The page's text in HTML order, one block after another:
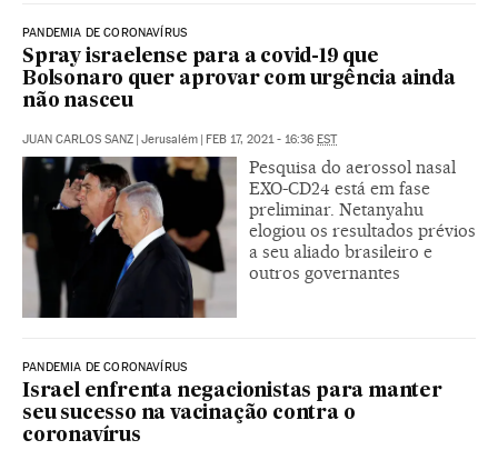
PANDEMIA DE CORONAVÍRUS
Spray israelense para a covid-19 que
Bolsonaro quer aprovar com urgência ainda
não nasceu
JUAN CARLOS SANZ | Jerusalém | FEB 17, 2021 - 16:36 EST
Pesquisa do aerossol nasal
EXO-CD24 está em fase
preliminar. Netanyahu
elogiou os resultados prévios
a seu aliado brasileiro e
outros governantes
PANDEMIA DE CORONAVÍRUS
Israel enfrenta negacionistas para manter
seu sucesso na vacinação contra o
coronavírus